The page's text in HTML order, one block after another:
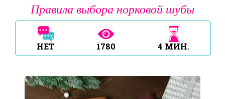
Правила выбора норковой шубы
НЕТ 1780 4 МИН.